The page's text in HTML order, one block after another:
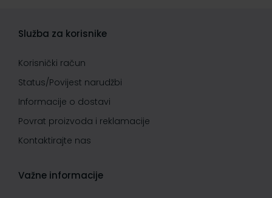
Služba za korisnike
Korisnički račun
Status/Povijest narudžbi
Informacije o dostavi
Povrat proizvoda i reklamacije
Kontaktirajte nas
Važne informacije